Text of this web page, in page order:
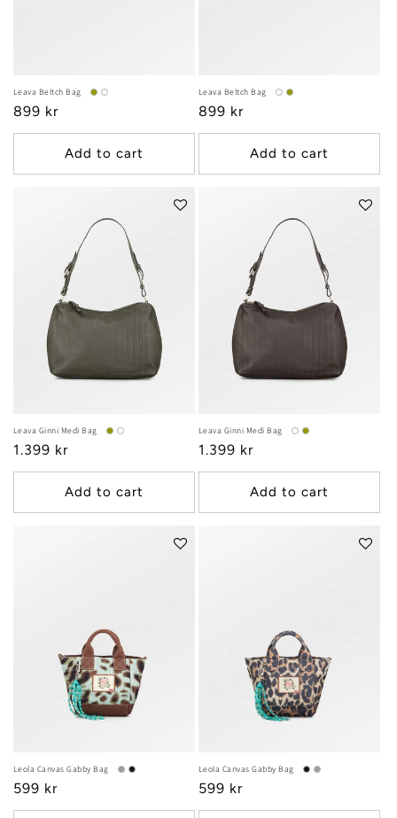
Leava Beltch Bag
Regular
price
899 kr
Add to cart
Leava Beltch Bag
Regular
price
899 kr
Add to cart
Leava Ginni Medi Bag
Regular
price
1.399 kr
Add to cart
Leava Ginni Medi Bag
Regular
price
1.399 kr
Add to cart
Leola Canvas Gabby Bag
Regular
price
599 kr
Leola Canvas Gabby Bag
Regular
price
599 kr